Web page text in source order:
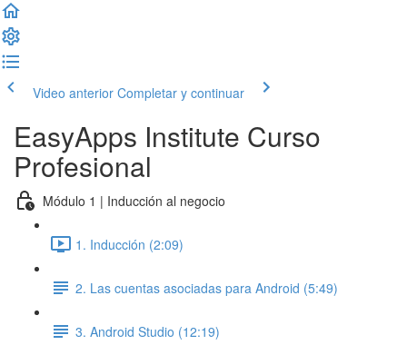
Video anterior Completar y continuar
EasyApps Institute Curso
Profesional
Módulo 1 | Inducción al negocio
1. Inducción (2:09)
2. Las cuentas asociadas para Android (5:49)
3. Android Studio (12:19)